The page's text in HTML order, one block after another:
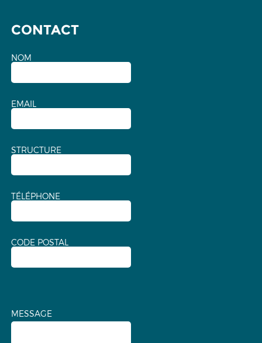
CONTACT
NOM
EMAIL
STRUCTURE
TÉLÉPHONE
CODE POSTAL
MESSAGE